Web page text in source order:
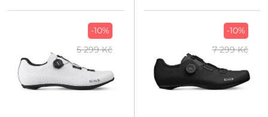
-10%
5 299 Kč
-10%
7 299 Kč